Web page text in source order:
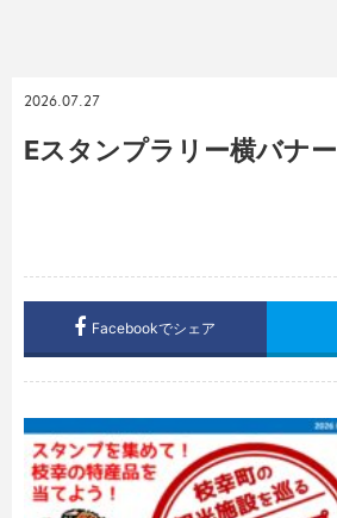
2026.07.27
Eスタンプラリー横バナー
Facebookでシェア